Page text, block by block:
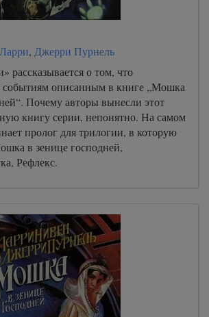
, Джерри Пурнель
рассказывается о том, что
событиям описанным в книге „Мошка
Почему авторы вынесли этот
книгу серии, непонятно. На самом
пролог для трилогии, в которую
в зенице господней,
Рефлекс.